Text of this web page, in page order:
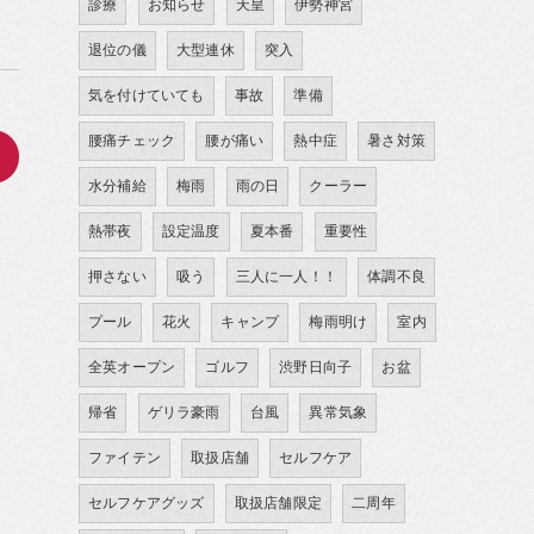
診療 お知らせ 天皇 伊勢神宮
退位の儀 大型連休 突入
気を付けていても 事故 準備
腰痛チェック 腰が痛い 熱中症 暑さ対策
水分補給 梅雨 雨の日 クーラー
熱帯夜 設定温度 夏本番 重要性
押さない 吸う 三人に一人！！ 体調不良
プール 花火 キャンプ 梅雨明け 室内
全英オープン ゴルフ 渋野日向子 お盆
帰省 ゲリラ豪雨 台風 異常気象
ファイテン 取扱店舗 セルフケア
セルフケアグッズ 取扱店舗限定 二周年